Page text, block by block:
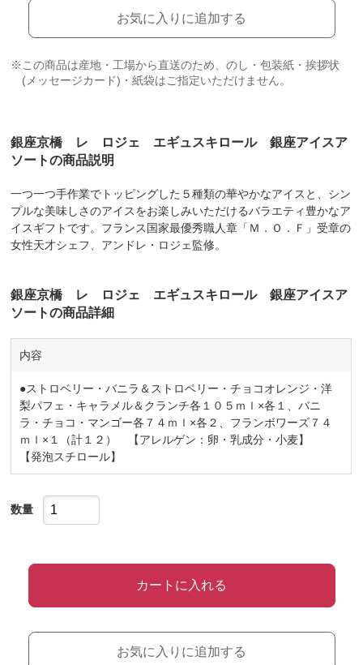
お気に入りに追加する
※この商品は産地・工場から直送のため、のし・包装紙・挨拶状
(メッセージカード)・紙袋はご指定いただけません。
銀座京橋 レ ロジェ エギュスキロール 銀座アイスア
ソートの商品説明
一つ一つ手作業でトッピングした５種類の華やかなアイスと、シン
プルな美味しさのアイスをお楽しみいただけるバラエティ豊かなア
イスギフトです。フランス国家最優秀職人章「Ｍ．Ｏ．Ｆ」受章の
女性天才シェフ、アンドレ・ロジェ監修。
銀座京橋 レ ロジェ エギュスキロール 銀座アイスア
ソートの商品詳細
内容
●ストロベリー・バニラ＆ストロベリー・チョコオレンジ・洋
梨パフェ・キャラメル＆クランチ各１０５ｍｌ×各１、バニ
ラ・チョコ・マンゴー各７４ｍｌ×各２、フランボワーズ７４
ｍｌ×１（計１２） 【アレルゲン：卵・乳成分・小麦】
【発泡スチロール】
数量
カートに入れる
お気に入りに追加する